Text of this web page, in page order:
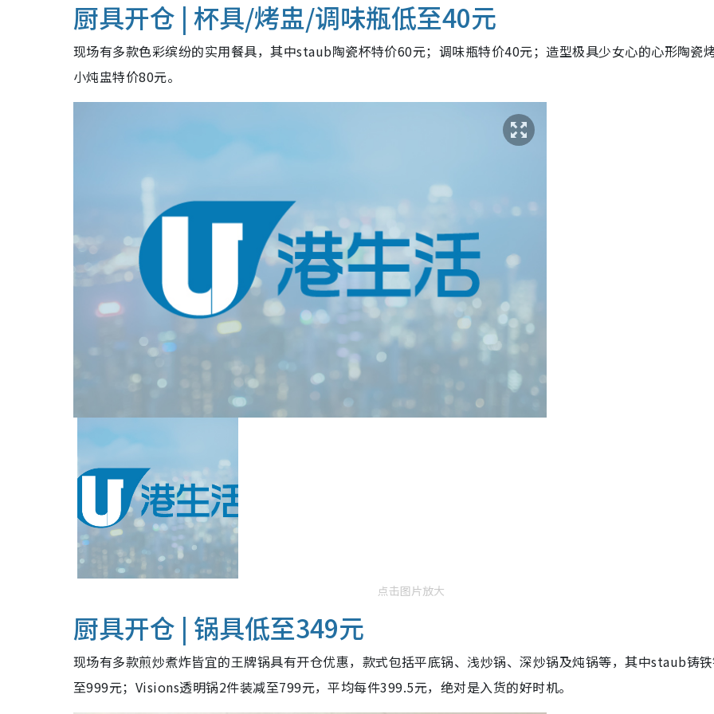
厨具开仓 | 杯具/烤盅/调味瓶低至40元
现场有多款色彩缤纷的实用餐具，其中staub陶瓷杯特价60元；调味瓶特价40元；造型极具少女心的心形陶瓷
小炖盅特价80元。
点击图片放大
厨具开仓 | 锅具低至349元
现场有多款煎炒煮炸皆宜的王牌锅具有开仓优惠，款式包括平底锅、浅炒锅、深炒锅及炖锅等，其中staub铸
至999元；Visions透明锅2件装减至799元，平均每件399.5元，绝对是入货的好时机。